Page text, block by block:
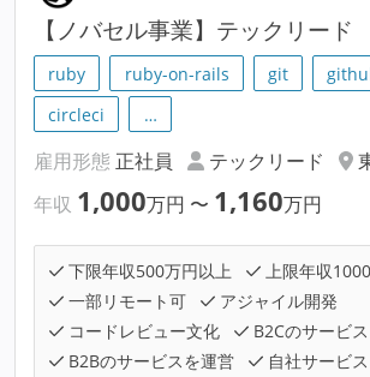
【ノバセル事業】テックリード
ruby ruby-on-rails git
circleci
…
雇用形態 正社員 テックリード
年収 1,000万円 〜 1,160万円
下限年収500万円以上
上限年収
一部リモート可
アジャイル開発
コードレビュー文化
B2Cのサービ
B2Bのサービスを運営
自社サービ